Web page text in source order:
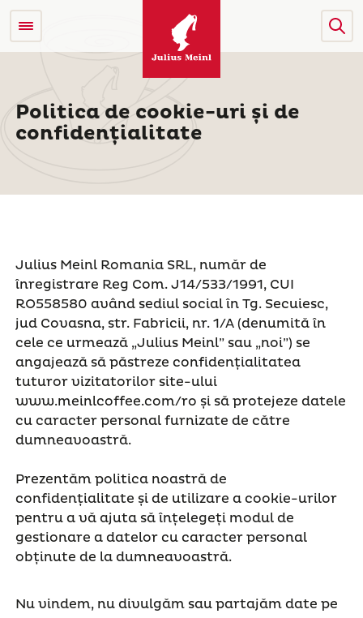
Politica de cookie-uri și de
confidențialitate
Julius Meinl Romania SRL, număr de
înregistrare Reg Com. J14/533/1991, CUI
RO558580 având sediul social în Tg. Secuiesc,
jud Covasna, str. Fabricii, nr. 1/A (denumită în
cele ce urmează „Julius Meinl” sau „noi”) se
angajează să păstreze confidențialitatea
tuturor vizitatorilor site-ului
www.meinlcoffee.com/ro și să protejeze datele
cu caracter personal furnizate de către
dumneavoastră.
Prezentăm politica noastră de
confidențialitate și de utilizare a cookie-urilor
pentru a vă ajuta să înțelegeți modul de
gestionare a datelor cu caracter personal
obținute de la dumneavoastră.
Nu vindem, nu divulgăm sau partajăm date pe